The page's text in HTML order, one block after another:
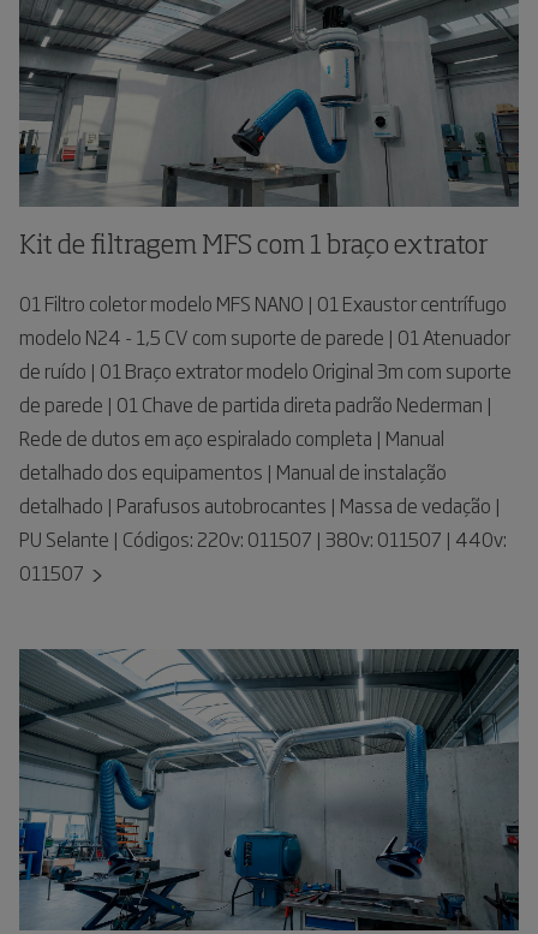
Kit de filtragem MFS com 1 braço extrator
01 Filtro coletor modelo MFS NANO | 01 Exaustor centrífugo
modelo N24 - 1,5 CV com suporte de parede | 01 Atenuador
de ruído | 01 Braço extrator modelo Original 3m com suporte
de parede | 01 Chave de partida direta padrão Nederman |
Rede de dutos em aço espiralado completa | Manual
detalhado dos equipamentos | Manual de instalação
detalhado | Parafusos autobrocantes | Massa de vedação |
PU Selante | Códigos: 220v: 011507 | 380v: 011507 | 440v:
011507